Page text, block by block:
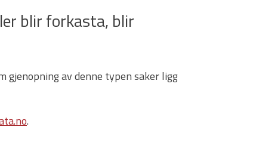
blir forkasta, blir
gjenopning av denne typen saker ligg
.